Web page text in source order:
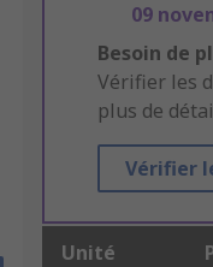
09
Besoin de
Vérifier les
plus de
Vérifier
Unité